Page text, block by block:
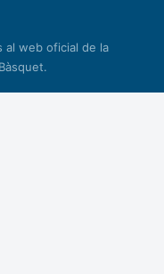
al web oficial de la